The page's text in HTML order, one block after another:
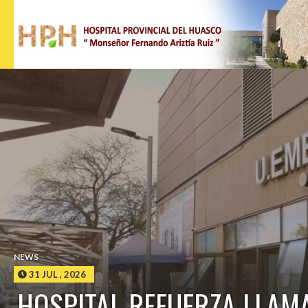
HOSPITAL PROVINCIAL DEL HUASCO
NEWS
31 JUL , 2026